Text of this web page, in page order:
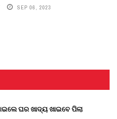
SEP 06, 2023
ଘର ଖାଦ୍ୟ ଖାଇବେ ପିଲା